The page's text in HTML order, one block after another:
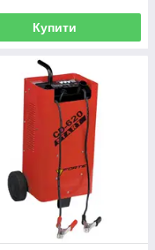
Купити